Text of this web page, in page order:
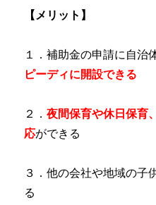
【メリット】
１．補助金の申請に自治
ピーディに開設できる
２．夜間保育や休日保育
応ができる
３．他の会社や地域の子
る